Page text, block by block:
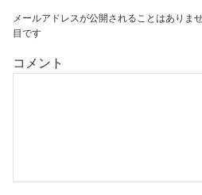
メールアドレスが公開されることはありませ
目です
コメント